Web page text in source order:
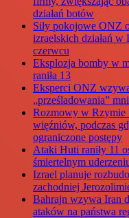
działań botów
Siły pokojowe ONZ
izraelskich działań
czerwcu
Eksplozja bomby w
raniła 13
Eksperci ONZ
„prześladowania”
Rozmowy w Rzymie
więźniów, podczas
ograniczone postępy
Ataki Huti raniły 11
śmiertelnym
Izrael planuje
zachodniej
Bahrajn wzywa Iran
ataków na państwa